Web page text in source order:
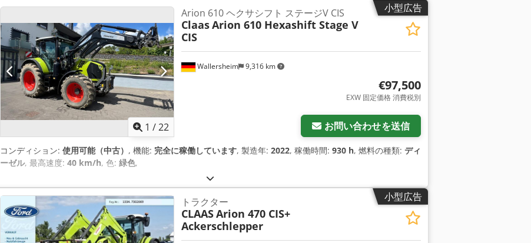
小型広告
1 /22
Wallersheim 9,316 km
Arion 610 ヘクサシフト ステージV CIS
ClaasArion 610 Hexashift Stage V
CIS
€97,500
EXW 固定価格 消費税別
お問い合わせを送信
コンディション: 使用可能（中古） , 機能: 完全に稼働しています, 製造年: 2022, 稼働時間: 930 h, 燃料の種類: ディ
ーゼル, 最高速度: 40 km/h, 色: 緑色,
小型広告
トラクター
CLAASArion 470 CIS+
Ackerschlepper